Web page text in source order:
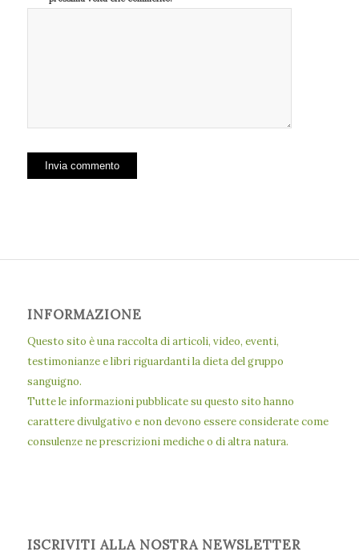
INFORMAZIONE
Questo sito è una raccolta di articoli, video, eventi,
testimonianze e libri riguardanti la dieta del gruppo
sanguigno.
Tutte le informazioni pubblicate su questo sito hanno
carattere divulgativo e non devono essere considerate come
consulenze ne prescrizioni mediche o di altra natura.
ISCRIVITI ALLA NOSTRA NEWSLETTER